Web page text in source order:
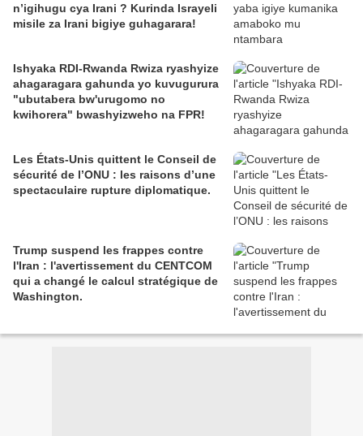
n’igihugu cya Irani ? Kurinda Israyeli
misile za Irani bigiye guhagarara!
Ishyaka RDI-Rwanda Rwiza ryashyize
ahagaragara gahunda yo kuvugurura
"ubutabera bw'urugomo no
kwihorera" bwashyizweho na FPR!
Les États-Unis quittent le Conseil de
sécurité de l’ONU : les raisons d’une
spectaculaire rupture diplomatique.
Trump suspend les frappes contre
l'Iran : l'avertissement du CENTCOM
qui a changé le calcul stratégique de
Washington.